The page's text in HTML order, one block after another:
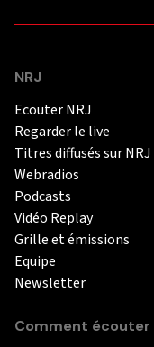
NRJ
Ecouter NRJ
Regarder le live
Titres diffusés sur NRJ
Webradios
Podcasts
Vidéo Replay
Grille et émissions
Equipe
Newsletter
Comment écouter